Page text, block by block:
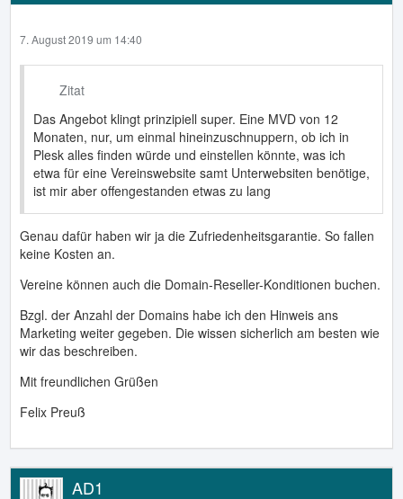
7. August 2019 um 14:40
Zitat
Das Angebot klingt prinzipiell super. Eine MVD von 12
Monaten, nur, um einmal hineinzuschnuppern, ob ich in
Plesk alles finden würde und einstellen könnte, was ich
etwa für eine Vereinswebsite samt Unterwebsiten benötige,
ist mir aber offengestanden etwas zu lang
Genau dafür haben wir ja die Zufriedenheitsgarantie. So fallen
keine Kosten an.
Vereine können auch die Domain-Reseller-Konditionen buchen.
Bzgl. der Anzahl der Domains habe ich den Hinweis ans
Marketing weiter gegeben. Die wissen sicherlich am besten wie
wir das beschreiben.
Mit freundlichen Grüßen
Felix Preuß
AD1